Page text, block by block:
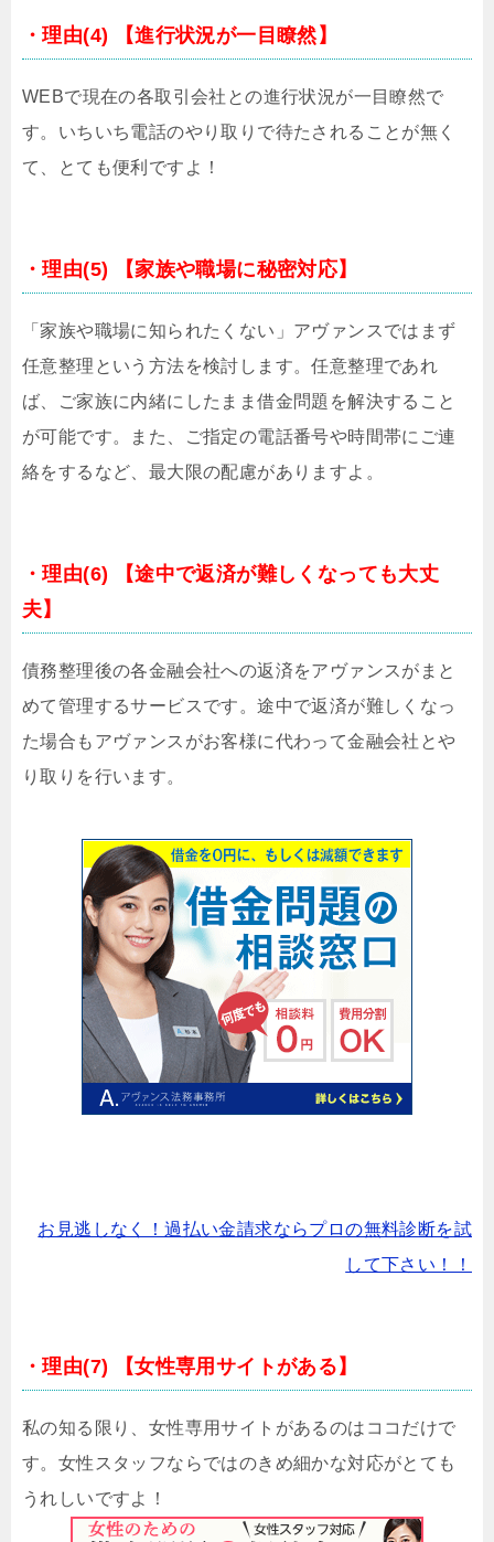
・理由(4) 【進行状況が一目瞭然】
WEBで現在の各取引会社との進行状況が一目瞭然で
す。いちいち電話のやり取りで待たされることが無く
て、とても便利ですよ！
・理由(5) 【家族や職場に秘密対応】
「家族や職場に知られたくない」アヴァンスではまず
任意整理という方法を検討します。任意整理であれ
ば、ご家族に内緒にしたまま借金問題を解決すること
が可能です。また、ご指定の電話番号や時間帯にご連
絡をするなど、最大限の配慮がありますよ。
・理由(6) 【途中で返済が難しくなっても大丈
夫】
債務整理後の各金融会社への返済をアヴァンスがまと
めて管理するサービスです。途中で返済が難しくなっ
た場合もアヴァンスがお客様に代わって金融会社とや
り取りを行います。
お見逃しなく！過払い金請求ならプロの無料診断を試
して下さい！！
・理由(7) 【女性専用サイトがある】
私の知る限り、女性専用サイトがあるのはココだけで
す。女性スタッフならではのきめ細かな対応がとても
うれしいですよ！